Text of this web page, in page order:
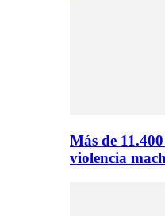
Más de
violencia